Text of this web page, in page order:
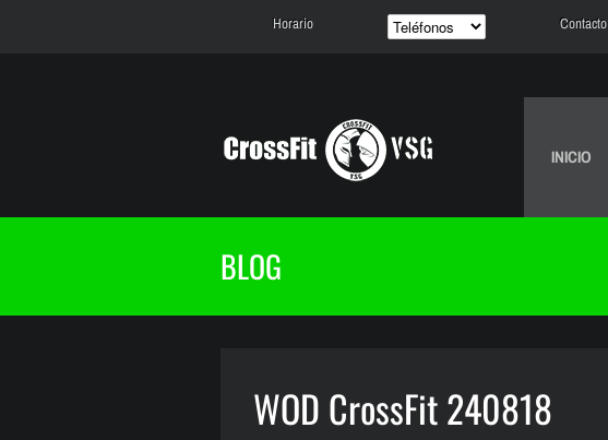
Horario Contacto
INICIO
BLOG
WOD CrossFit 240818